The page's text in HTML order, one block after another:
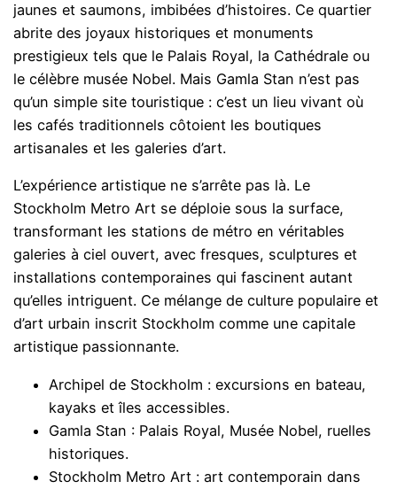
jaunes et saumons, imbibées d’histoires. Ce quartier
abrite des joyaux historiques et monuments
prestigieux tels que le Palais Royal, la Cathédrale ou
le célèbre musée Nobel. Mais Gamla Stan n’est pas
qu’un simple site touristique : c’est un lieu vivant où
les cafés traditionnels côtoient les boutiques
artisanales et les galeries d’art.
L’expérience artistique ne s’arrête pas là. Le
Stockholm Metro Art se déploie sous la surface,
transformant les stations de métro en véritables
galeries à ciel ouvert, avec fresques, sculptures et
installations contemporaines qui fascinent autant
qu’elles intriguent. Ce mélange de culture populaire et
d’art urbain inscrit Stockholm comme une capitale
artistique passionnante.
Archipel de Stockholm : excursions en bateau,
kayaks et îles accessibles.
Gamla Stan : Palais Royal, Musée Nobel, ruelles
historiques.
Stockholm Metro Art : art contemporain dans